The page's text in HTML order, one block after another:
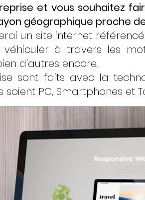
et vous souhaitez
géographique proche
un site internet
à travers les
d'autres encore.
sont faits avec la
PC, Smartphones et